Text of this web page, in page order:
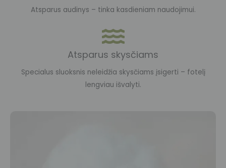
Atsparus audinys – tinka kasdieniam naudojimui.
Atsparus skysčiams
Specialus sluoksnis neleidžia skysčiams įsigerti – fotelį
lengviau išvalyti.